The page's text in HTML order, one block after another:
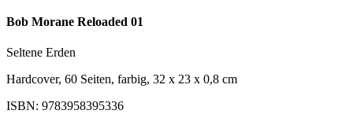
Bob Morane Reloaded 01
Seltene Erden
Hardcover, 60 Seiten, farbig, 32 x 23 x 0,8 cm
ISBN: 9783958395336